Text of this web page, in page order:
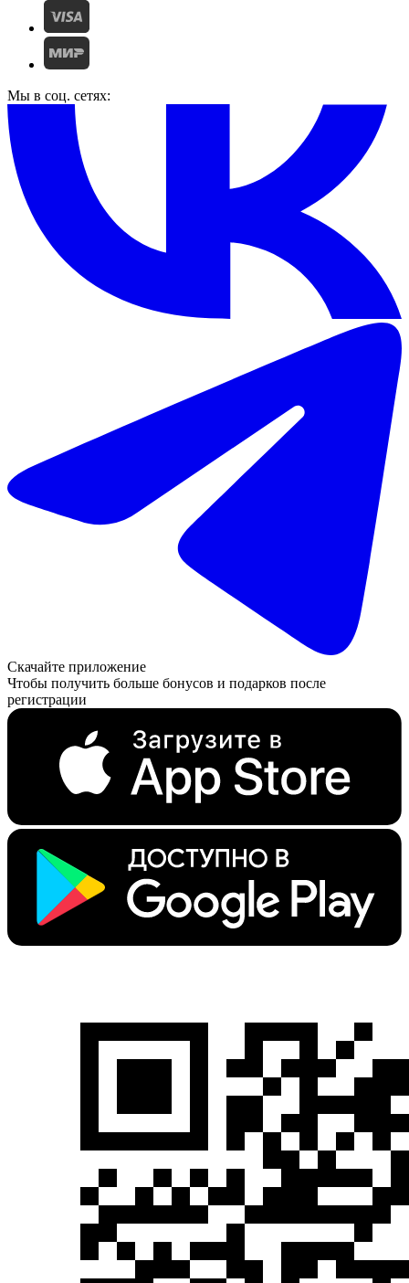
Мы в соц. сетях:
Скачайте приложение
Чтобы получить больше бонусов и подарков после
регистрации